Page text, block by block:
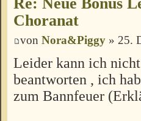
Choranat
von Nora&Piggy » 25.
Leider kann ich
beantworten , ich
zum Bannfeuer